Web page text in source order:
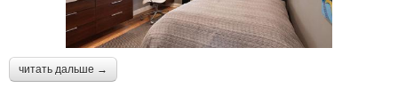
читать дальше →